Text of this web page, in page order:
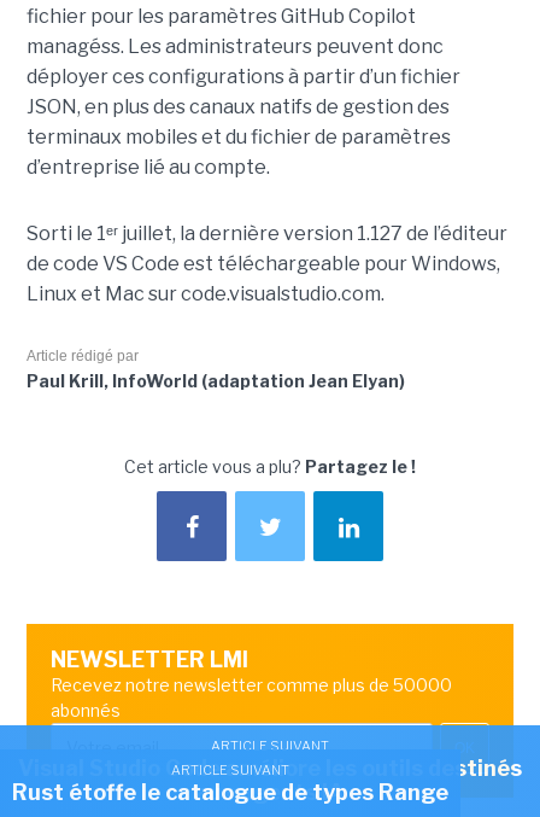
ARTICLE SUIVANT
Visual Studio Code améliore les outils destinés
aux agents IA
fichier pour les paramètres GitHub Copilot
managéss. Les administrateurs peuvent donc
déployer ces configurations à partir d’un fichier
JSON, en plus des canaux natifs de gestion des
terminaux mobiles et du fichier de paramètres
d’entreprise lié au compte.
Sorti le 1ᵉʳ juillet, la dernière version 1.127 de l’éditeur
de code VS Code est téléchargeable pour Windows,
Linux et Mac sur code.visualstudio.com.
Article rédigé par
Paul Krill, InfoWorld (adaptation Jean Elyan)
Cet article vous a plu? Partagez le !
NEWSLETTER LMI
Recevez notre newsletter comme plus de 50000
abonnés
ARTICLE SUIVANT
Rust étoffe le catalogue de types Range